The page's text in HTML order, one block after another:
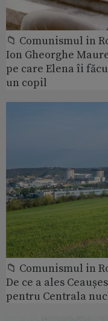
📁 Comunismul in
Ion Gheorghe
pe care Elena îi
un copil
📁 Comunismul in
De ce a ales
pentru Centrala